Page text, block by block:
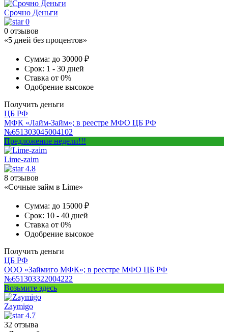
Срочно Деньги
0
0 отзывов
«5 дней без процентов»
Сумма: до 30000 ₽
Срок: 1 - 30 дней
Ставка от 0%
Одобрение высокое
Получить деньги
ЦБ РФ
МФК «Лайм-Займ»; в реестре МФО ЦБ РФ
№651303045004102
Предложение недели!!!
Lime-zaim
4.8
8 отзывов
«Сочные займ в Lime»
Сумма: до 15000 ₽
Срок: 10 - 40 дней
Ставка от 0%
Одобрение высокое
Получить деньги
ЦБ РФ
ООО «Займиго МФК»; в реестре МФО ЦБ РФ
№651303322004222
Возьмите здесь
Zaymigo
4.7
32 отзыва